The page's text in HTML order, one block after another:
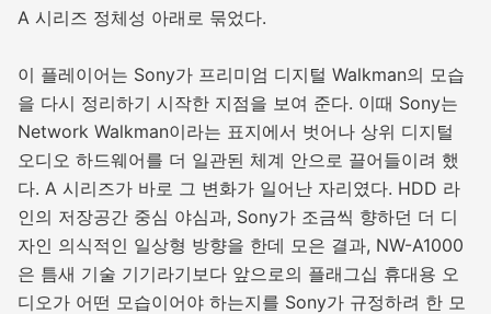
A 시리즈 정체성 아래로 묶었다.
이 플레이어는 Sony가 프리미엄 디지털 Walkman의 모습
을 다시 정리하기 시작한 지점을 보여 준다. 이때 Sony는
Network Walkman이라는 표지에서 벗어나 상위 디지털
오디오 하드웨어를 더 일관된 체계 안으로 끌어들이려 했
다. A 시리즈가 바로 그 변화가 일어난 자리였다. HDD 라
인의 저장공간 중심 야심과, Sony가 조금씩 향하던 더 디
자인 의식적인 일상형 방향을 한데 모은 결과, NW-A1000
은 틈새 기술 기기라기보다 앞으로의 플래그십 휴대용 오
디오가 어떤 모습이어야 하는지를 Sony가 규정하려 한 모